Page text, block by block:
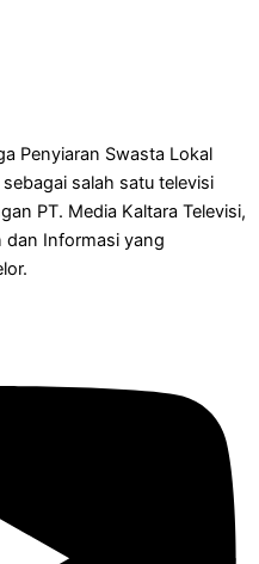
Penyiaran Swasta Lokal
salah satu televisi
PT. Media Kaltara Televisi,
dan Informasi yang